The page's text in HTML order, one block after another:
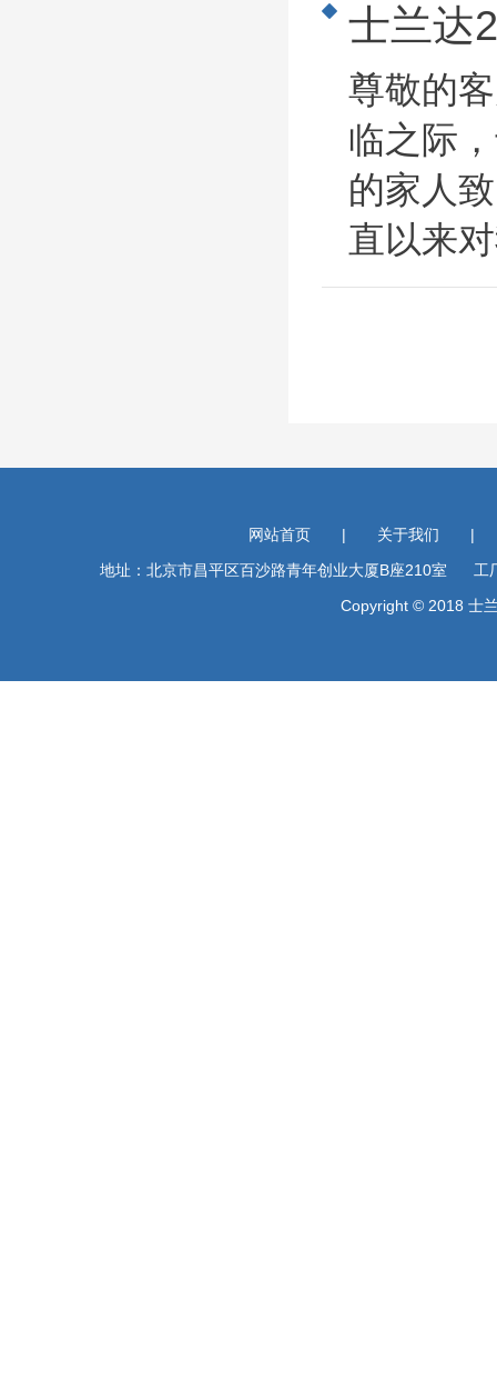
士兰达
尊敬的
临之际
的家人
直以来
网站首页 | 关于我们
|
地址：北京市昌平区百沙路青年创业大厦B座210室 工
Copyright © 2018 士